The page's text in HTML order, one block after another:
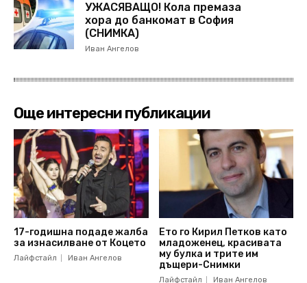
УЖАСЯВАЩО! Кола премаза
хора до банкомат в София
(СНИМКА)
Иван Ангелов
Още интересни публикации
17-годишна подаде жалба
за изнасилване от Коцето
Лайфстайл Иван Ангелов
Ето го Кирил Петков като
младоженец, красивата
му булка и трите им
дъщери-Снимки
Лайфстайл Иван Ангелов